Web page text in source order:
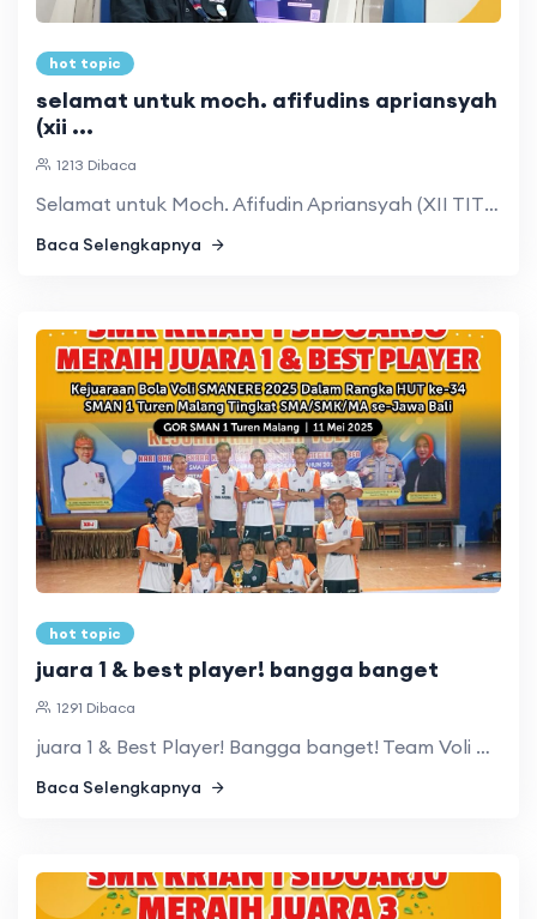
hot topic
selamat untuk moch. afifudins apriansyah
(xii ...
1213 Dibaca
Selamat untuk Moch. Afifudin Apriansyah (XII TITL 5) yang r ...
Baca Selengkapnya
hot topic
juara 1 & best player! bangga banget
1291 Dibaca
juara 1 & Best Player! Bangga banget! Team Voli Putra SMK K ...
Baca Selengkapnya